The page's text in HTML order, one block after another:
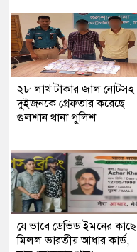
২৮ লাখ টাকার জাল নোটসহ
দুইজনকে গ্রেফতার করেছে
গুলশান থানা পুলিশ
যে ভাবে ডেভিড ইমনের কাছে
মিলল ভারতীয় আধার কার্ড,